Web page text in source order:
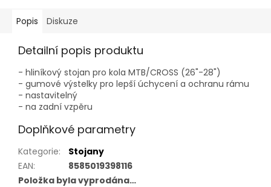
Popis Diskuze
Detailní popis produktu
- hliníkový stojan pro kola MTB/CROSS (26"-28")
- gumové výstelky pro lepší úchycení a ochranu rámu
- nastavitelný
- na zadní vzpěru
Doplňkové parametry
Kategorie:
Stojany
EAN:
8585019398116
Položka byla vyprodána…